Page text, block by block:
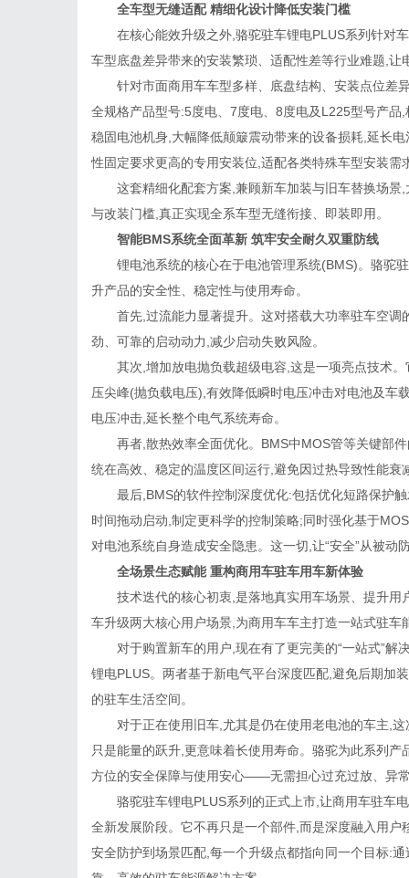
全车型无缝适配 精细化设计降低安装门槛
在核心能效升级之外,骆驼驻车锂电PLUS系列针对
车型底盘差异带来的安装繁琐、适配性差等行业难题,
针对市面商用车车型多样、底盘结构、安装点位差
全规格产品型号:5度电、7度电、8度电及L225型号产
稳固电池机身,大幅降低颠簸震动带来的设备损耗,延长
性固定要求更高的专用安装位,适配各类特殊车型安装需
这套精细化配套方案,兼顾新车加装与旧车替换场景,
与改装门槛,真正实现全系车型无缝衔接、即装即用。
智能BMS系统全面革新 筑牢安全耐久双重防线
锂电池系统的核心在于电池管理系统(BMS)。骆驼驻
升产品的安全性、稳定性与使用寿命。
首先,过流能力显著提升。这对搭载大功率驻车空调
劲、可靠的启动动力,减少启动失败风险。
其次,增加放电抛负载超级电容,这是一项亮点技术。
压尖峰(抛负载电压),有效降低瞬时电压冲击对电池及车
电压冲击,延长整个电气系统寿命。
再者,散热效率全面优化。BMS中MOS管等关键部件
统在高效、稳定的温度区间运行,避免因过热导致性能衰
最后,BMS的软件控制深度优化:包括优化短路保护触
时间拖动启动,制定更科学的控制策略;同时强化基于
对电池系统自身造成安全隐患。这一切,让“安全”从被动
全场景生态赋能 重构商用车驻车用车新体验
技术迭代的核心初衷,是落地真实用车场景、提升用
车升级两大核心用户场景,为商用车车主打造一站式驻车
对于购置新车的用户,现在有了更完美的“一站式”解
锂电PLUS。两者基于新电气平台深度匹配,避免后期加
的驻车生活空间。
对于正在使用旧车,尤其是仍在使用老电池的车主,这
只是能量的跃升,更意味着长使用寿命。骆驼为此系列
方位的安全保障与使用安心——无需担心过充过放、异
骆驼驻车锂电PLUS系列的正式上市,让商用车驻车
全新发展阶段。它不再只是一个部件,而是深度融入用
安全防护到场景匹配,每一个升级点都指向同一个目标: